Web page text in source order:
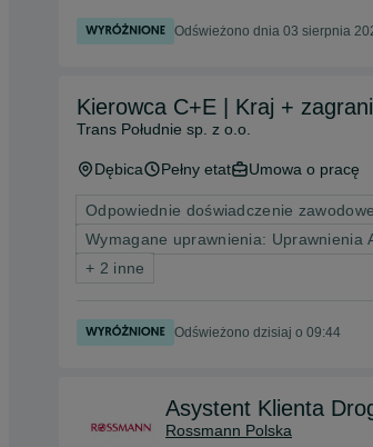
Odświeżono dnia 03 sierpnia
Kierowca C+E | Kraj +
Trans Południe sp. z o.o.
Dębica Pełny etat Umowa o pracę
Odpowiednie doświadczenie zawodowe
Wymagane uprawnienia: Uprawnienia
+ 2 inne
Odświeżono dzisiaj o 09:44
Asystent Klienta
Rossmann Polska